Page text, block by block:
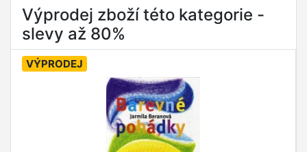
Výprodej zboží této kategorie -
slevy až 80%
VÝPRODEJ